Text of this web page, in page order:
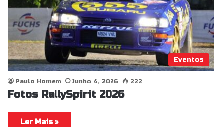
Eventos
Paulo Homem Junho 4, 2026 222
Fotos RallySpirit 2026
Ler Mais »